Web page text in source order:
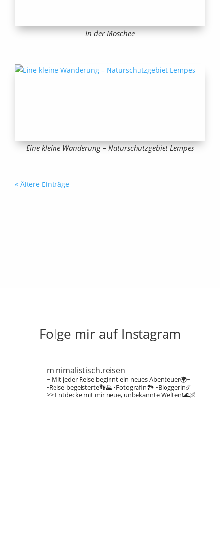
In der Moschee
Eine kleine Wanderung – Naturschutzgebiet Lempes
« Ältere Einträge
Folge mir auf Instagram
minimalistisch.reisen
~ Mit jeder Reise beginnt ein neues Abenteuer🌍~
•Reise-begeisterte👣🌄•Fotografin🏞️ •Bloggerin☄️
>> Entdecke mit mir neue, unbekannte Welten!🌊🌌